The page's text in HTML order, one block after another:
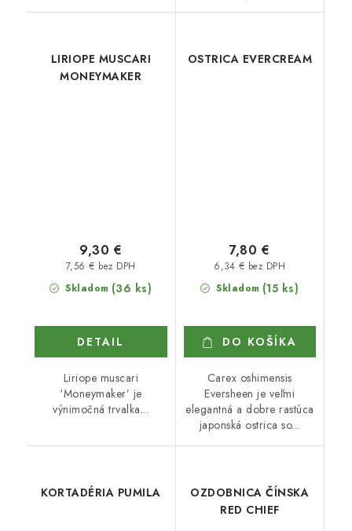
LIRIOPE MUSCARI
MONEYMAKER
Skladom (36 ks)
7,56 € bez DPH
9,30 €
DETAIL
Liriope muscari
‘Moneymaker’ je
výnimočná trvalka...
OSTRICA EVERCREAM
Skladom (15 ks)
6,34 € bez DPH
7,80 €
DO KOŠÍKA
Carex oshimensis
Eversheen je veľmi
elegantná a dobre rastúca
japonská ostrica so...
KORTADÉRIA PUMILA
OZDOBNICA ČÍNSKA
RED CHIEF